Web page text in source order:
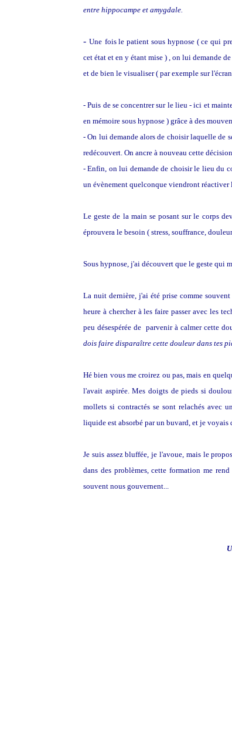
entre hippocampe et amygdale.
- Une fois le patient sous hypnose ( ce qui
cet état et en y étant mise ) , on lui demande
et de bien le visualiser ( par exemple sur
- Puis de se concentrer sur le lieu - ici et
en mémoire sous hypnose ) grâce à des
- On lui demande alors de choisir laquelle de
redécouvert. On ancre à nouveau cette
- Enfin, on lui demande de choisir le lieu du
un évènement quelconque viendront réactiver
Le geste de la main se posant sur le corps
éprouvera le besoin ( stress, souffrance,
Sous hypnose, j'ai découvert que le geste qui
La nuit dernière, j'ai été prise comme
heure à chercher à les faire passer avec les
peu désespérée de parvenir à calmer cette
dois faire disparaître cette douleur dans tes
Hé bien vous me croirez ou pas, mais en
l'avait aspirée. Mes doigts de pieds si
mollets si contractés se sont relachés avec
liquide est absorbé par un buvard, et je voyais
Je suis assez bluffée, je l'avoue, mais le
dans des problèmes, cette formation me
souvent nous gouvernent...